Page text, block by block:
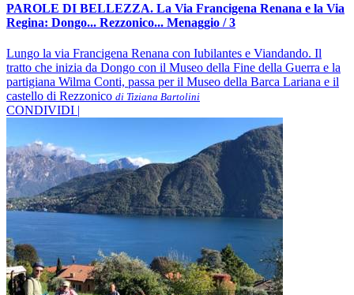
PAROLE DI BELLEZZA. La Via Francigena Renana e la Via
Regina: Dongo... Rezzonico... Menaggio / 3
Lungo la via Francigena Renana con Iubilantes e Viandando. Il
tratto che inizia da Dongo con il Museo della Fine della Guerra e la
partigiana Wilma Conti, passa per il Museo della Barca Lariana e il
castello di Rezzonico di Tiziana Bartolini
CONDIVIDI |